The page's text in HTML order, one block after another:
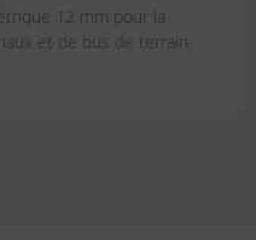
12 mm pour la
et de bus de terrain.